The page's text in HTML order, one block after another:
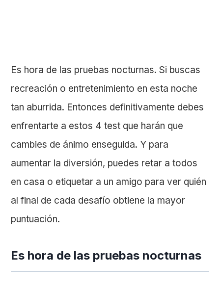
Es hora de las pruebas nocturnas. Si buscas
recreación o entretenimiento en esta noche
tan aburrida. Entonces definitivamente debes
enfrentarte a estos 4 test que harán que
cambies de ánimo enseguida. Y para
aumentar la diversión, puedes retar a todos
en casa o etiquetar a un amigo para ver quién
al final de cada desafío obtiene la mayor
puntuación.
Es hora de las pruebas nocturnas